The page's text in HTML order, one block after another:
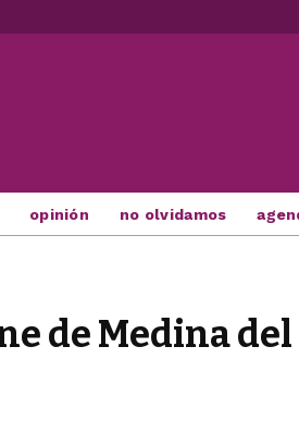
opinión no olvidamos
de Medina